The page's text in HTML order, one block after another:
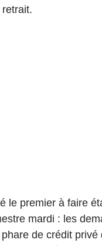
le premier à faire
mardi : les
de crédit privé